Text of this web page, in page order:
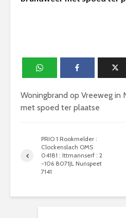
Woningbrand op Vreeweg in
met spoed ter plaatse
PRIO 1 Rookmelder :
Clockenslach OMS
04181 : Ittmannserf : 2
-106 8071JL Nunspeet
7141